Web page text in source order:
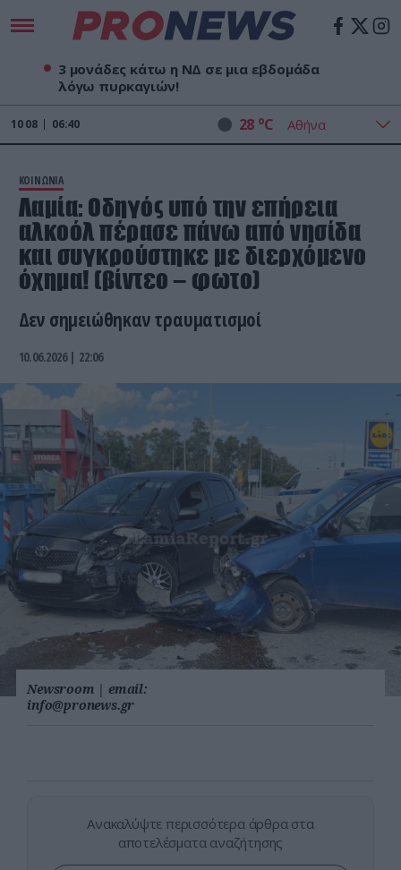
3 μονάδες κάτω η ΝΔ σε μια εβδομάδα
λόγω πυρκαγιών!
10 08 06:40 28 oC
ΚΟΙΝΩΝΙΑ
Λαμία: Oδηγός υπό την επήρεια
αλκοόλ πέρασε πάνω από νησίδα
και συγκρούστηκε με διερχόμενο
όχημα! (βίντεο – φωτο)
Δεν σημειώθηκαν τραυματισμοί
10.06.2026 | 22:06
Newsroom | email:
info@pronews.gr
Ανακαλύψτε περισσότερα άρθρα στα
αποτελέσματα αναζήτησης